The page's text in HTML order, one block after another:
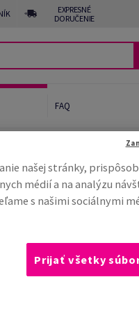
EXPRESNÉ
DORUČENIE
FAQ
našej stránky,
médií a na analýzu
s našimi sociálnymi
Prijať všetky